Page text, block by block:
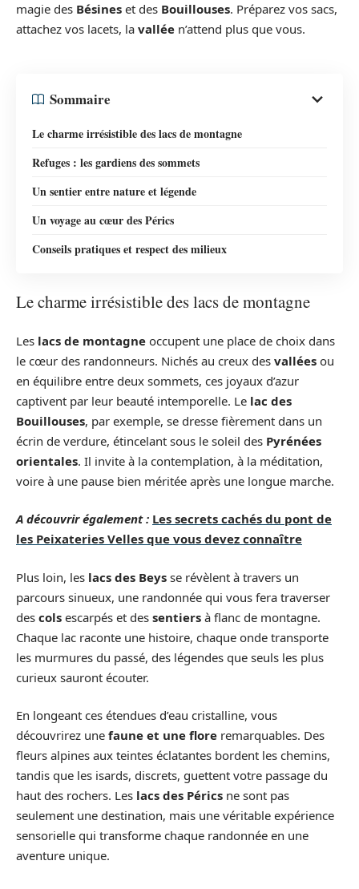
magie des Bésines et des Bouillouses. Préparez vos sacs,
attachez vos lacets, la vallée n’attend plus que vous.
Sommaire
Le charme irrésistible des lacs de montagne
Refuges : les gardiens des sommets
Un sentier entre nature et légende
Un voyage au cœur des Pérics
Conseils pratiques et respect des milieux
Le charme irrésistible des lacs de montagne
Les lacs de montagne occupent une place de choix dans
le cœur des randonneurs. Nichés au creux des vallées ou
en équilibre entre deux sommets, ces joyaux d’azur
captivent par leur beauté intemporelle. Le lac des
Bouillouses, par exemple, se dresse fièrement dans un
écrin de verdure, étincelant sous le soleil des Pyrénées
orientales. Il invite à la contemplation, à la méditation,
voire à une pause bien méritée après une longue marche.
A découvrir également : Les secrets cachés du pont de
les Peixateries Velles que vous devez connaître
Plus loin, les lacs des Beys se révèlent à travers un
parcours sinueux, une randonnée qui vous fera traverser
des cols escarpés et des sentiers à flanc de montagne.
Chaque lac raconte une histoire, chaque onde transporte
les murmures du passé, des légendes que seuls les plus
curieux sauront écouter.
En longeant ces étendues d’eau cristalline, vous
découvrirez une faune et une flore remarquables. Des
fleurs alpines aux teintes éclatantes bordent les chemins,
tandis que les isards, discrets, guettent votre passage du
haut des rochers. Les lacs des Pérics ne sont pas
seulement une destination, mais une véritable expérience
sensorielle qui transforme chaque randonnée en une
aventure unique.